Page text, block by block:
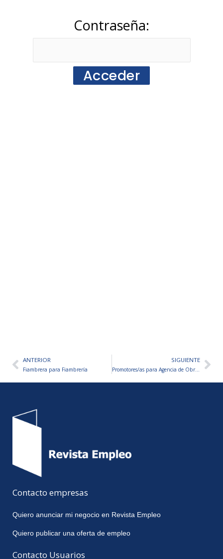
Contraseña:
AntANTERIOR
Fiambrera para Fiambrería
SIGUIENTE
Promotores/as para Agencia de Obra Social
Contacto empresas
Quiero anunciar mi negocio en Revista Empleo
Quiero publicar una oferta de empleo
Contacto Usuarios